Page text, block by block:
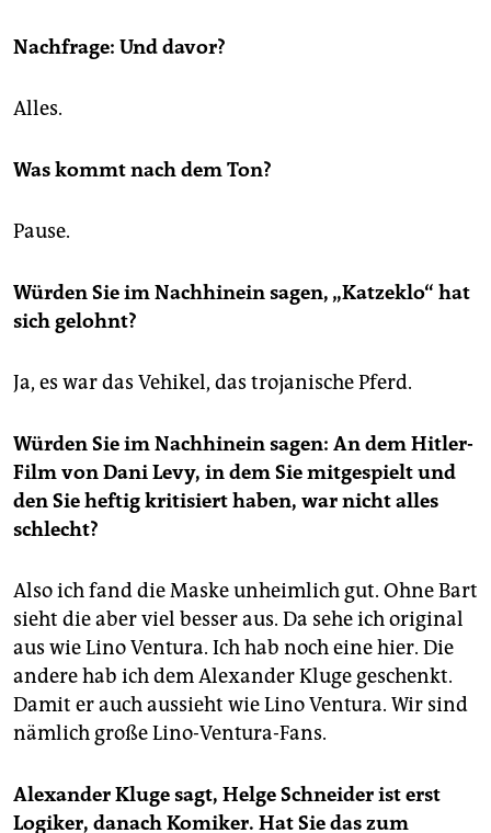
Nachfrage: Und davor?
Alles.
Was kommt nach dem Ton?
Pause.
Würden Sie im Nachhinein sagen, „Katzeklo“ hat
sich gelohnt?
Ja, es war das Vehikel, das trojanische Pferd.
Würden Sie im Nachhinein sagen: An dem Hitler-
Film von Dani Levy, in dem Sie mitgespielt und
den Sie heftig kritisiert haben, war nicht alles
schlecht?
Also ich fand die Maske unheimlich gut. Ohne Bart
sieht die aber viel besser aus. Da sehe ich original
aus wie Lino Ventura. Ich hab noch eine hier. Die
andere hab ich dem Alexander Kluge geschenkt.
Damit er auch aussieht wie Lino Ventura. Wir sind
nämlich große Lino-Ventura-Fans.
Alexander Kluge sagt, Helge Schneider ist erst
Logiker, danach Komiker. Hat Sie das zum